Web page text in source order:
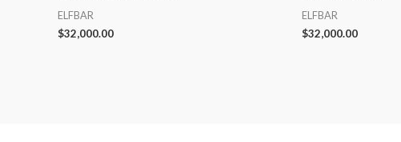
ELFBAR
$32,000.00
ELFBAR
$32,000.00